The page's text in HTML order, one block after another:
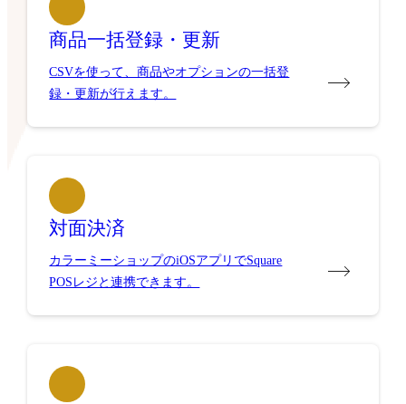
商品一括登録・更新
CSVを使って、商品やオプションの一括登
録・更新が行えます。
対面決済
カラーミーショップのiOSアプリでSquare
POSレジと連携できます。